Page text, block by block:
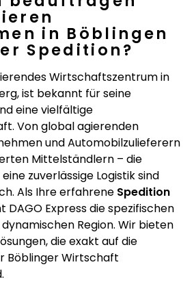
in Böblingen
Spedition?
Wirtschaftszentrum in
ist bekannt für seine
eine vielfältige
Von global agierenden
und Automobilzulieferern
Mittelständlern – die
zuverlässige Logistik sind
Als Ihre erfahrene Spedition
DAGO Express die spezifischen
Region. Wir bieten
die exakt auf die
Böblinger Wirtschaft